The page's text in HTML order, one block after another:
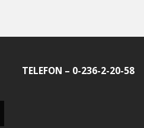
TELEFON – 0-236-2-20-58